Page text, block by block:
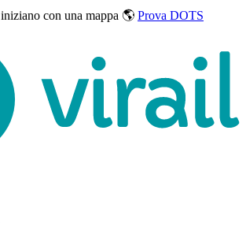
iniziano con una mappa 🌎 Prova DOTS